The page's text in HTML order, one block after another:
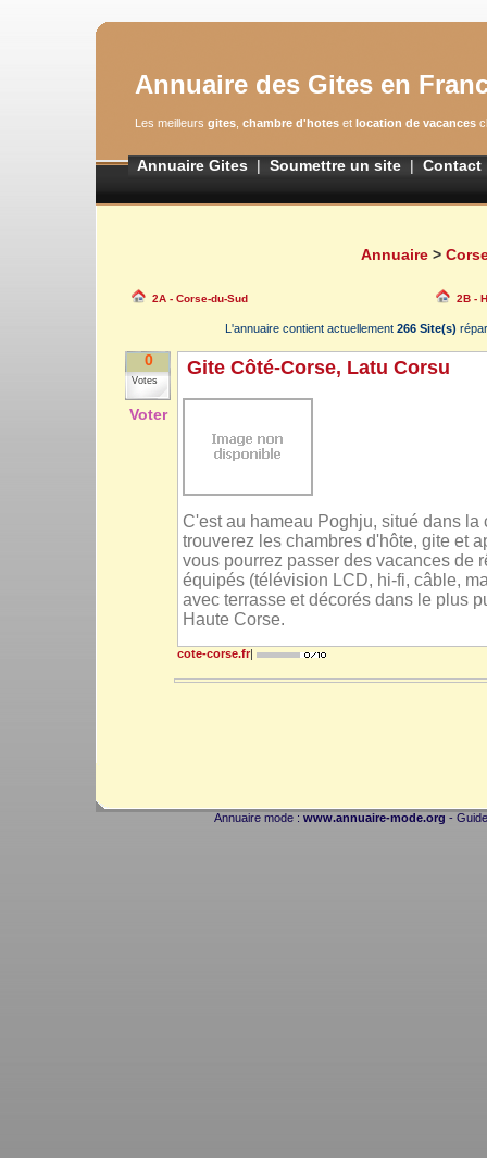
Annuaire des Gites en
Les meilleurs gites, chambre d'hoteset location de vacances
Annuaire Gites| Soumettre un site| Contact
Annuaire >
2A - Corse-du-Sud 2B -
L'annuaire contient actuellement 266 Site(s)
0
Votes
Voter
Gite Côté-Corse, Latu Corsu
C'est au hameau Poghju, situé dans la
trouverez les chambres d'hôte, gite et
vous pourrez passer des vacances de
équipés (télévision LCD, hi-fi, câble,
avec terrasse et décorés dans le plus
Haute Corse.
cote-corse.fr|
Annuaire mode : www.annuaire-mode.org -